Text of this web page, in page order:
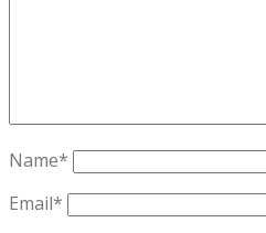
Name*
Email*